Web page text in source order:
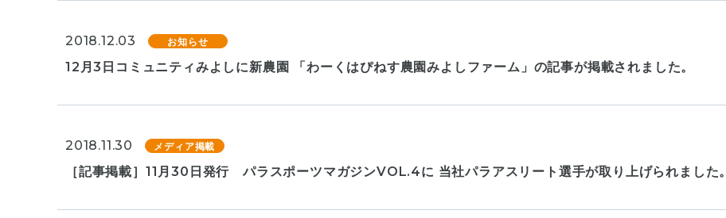
2018.12.03 お知らせ
12月3日コミュニティみよしに新農園 「わーくはぴねす農園みよしファーム」の記事が掲載されました。
2018.11.30 メディア掲載
［記事掲載］11月30日発行 パラスポーツマガジンVOL.4に 当社パラアスリート選手が取り上げられました。